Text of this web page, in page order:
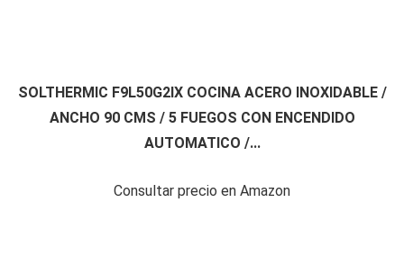
SOLTHERMIC F9L50G2IX COCINA ACERO INOXIDABLE /
ANCHO 90 CMS / 5 FUEGOS CON ENCENDIDO
AUTOMATICO /...
Consultar precio en Amazon